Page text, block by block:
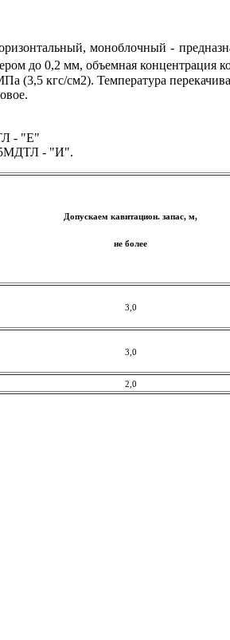
моноблочный -
до 0,2 мм, объемная концентрация
(3,5 кгс/см2). Температура
- "Е"
- "И".
Допускаем кавитацион. запас, м,
не более
3,0
3,0
2,0